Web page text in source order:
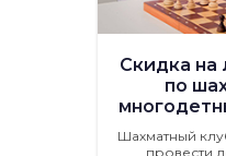
Скидка на
по
Шахматный
провести